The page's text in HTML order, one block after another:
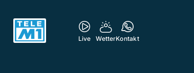
Live WetterKontakt